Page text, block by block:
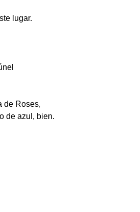
lugar.
de Roses,
de azul, bien.